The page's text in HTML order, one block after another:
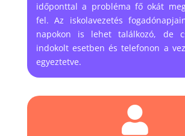
időponttal a probléma fő okát
fel. Az iskolavezetés
napokon is lehet találkozó, de
indokolt esetben és telefonon a
egyeztetve.
